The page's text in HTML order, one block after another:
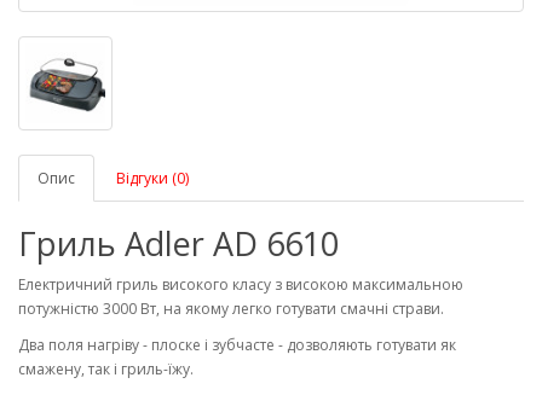
Опис Відгуки (0)
Гриль Adler AD 6610
Електричний гриль високого класу з високою максимальною
потужністю 3000 Вт, на якому легко готувати смачні страви.
Два поля нагріву - плоске і зубчасте - дозволяють готувати як
смажену, так і гриль-їжу.